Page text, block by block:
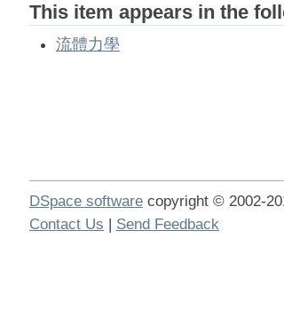
This item appears in the
流體力學
DSpace software copyright © 2002-
Contact Us | Send Feedback